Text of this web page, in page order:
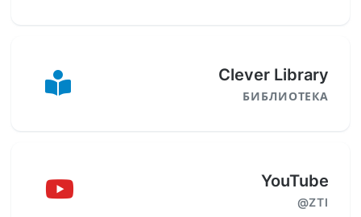
Clever Library
БИБЛИОТЕКА
YouTube
@ZTI